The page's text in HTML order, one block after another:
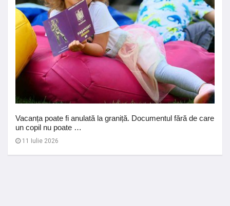
Vacanța poate fi anulată la graniță. Documentul fără de care
un copil nu poate …
11 Iulie 2026